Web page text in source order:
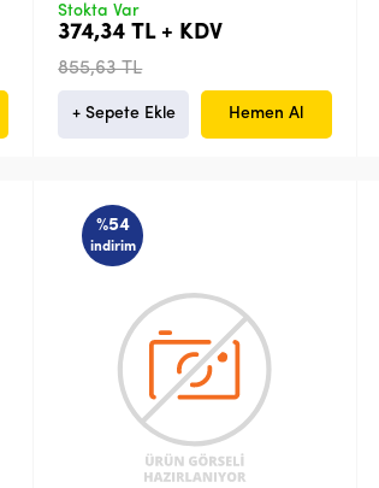
Stokta Var
374,34 TL + KDV
855,63 TL
+ Sepete Ekle Hemen Al
%54
indirim